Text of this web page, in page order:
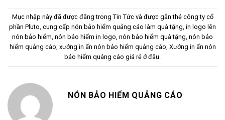
Mục nhập này đã được đăng trong Tin Tứcvà được gắn thẻ công ty cổ
phần Pluto, cung cấp nón bảo hiểm quảng cáo làm quà tặng, in logo lên
nón bảo hiểm, nón bảo hiểm in logo, nón bảo hiểm quà tặng, nón bảo
hiểm quảng cáo, xưởng in ấn nón bảo hiểm quảng cáo, Xưởng in ấn nón
bảo hiểm quảng cáo giá rẻ ở đâu.
NÓN BẢO HIỂM QUẢNG CÁO